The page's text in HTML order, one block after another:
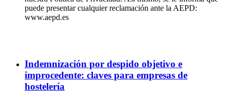
puede presentar cualquier reclamación ante la AEPD:
www.aepd.es
Indemnización por despido objetivo e
improcedente: claves para empresas de
hostelería